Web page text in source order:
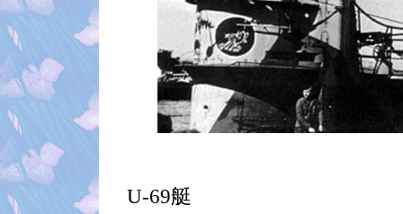
U-69艇